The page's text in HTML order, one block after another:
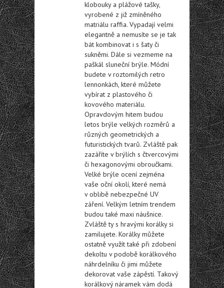
klobouky a plážové tašky,
vyrobené z již zmíněného
matriálu raffia. Vypadají velmi
elegantně a nemusíte se je tak
bát kombinovat i s šaty či
sukněmi. Dále si vezmeme na
paškál sluneční brýle. Módní
budete v roztomilých retro
lennonkách, které můžete
vybírat z plastového či
kovového materiálu.
Opravdovým hitem budou
letos brýle velkých rozměrů a
různých geometrických a
futuristických tvarů. Zvláště pak
zazáříte v brýlích s čtvercovými
či hexagonovými obroučkami.
Velké brýle ocení zejména
vaše oční okolí, které nemá
v oblibě nebezpečné UV
záření. Velkým letním trendem
budou také maxi náušnice.
Zvláště ty s hravými korálky si
zamilujete. Korálky můžete
ostatně využít také při zdobení
dekoltu v podobě korálkového
náhrdelníku či jimi můžete
dekorovat vaše zápěstí. Takový
korálkový náramek vám dodá